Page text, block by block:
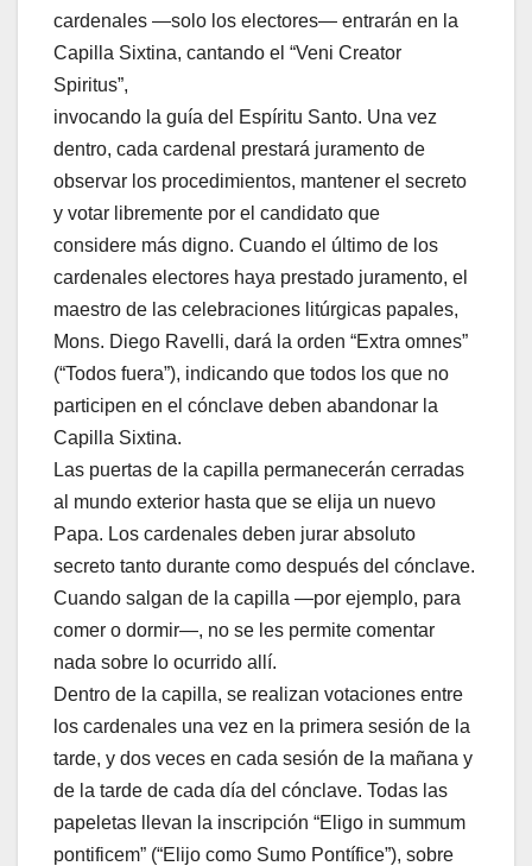
cardenales —solo los electores— entrarán en la
Capilla Sixtina, cantando el “Veni Creator
Spiritus”,
invocando la guía del Espíritu Santo. Una vez
dentro, cada cardenal prestará juramento de
observar los procedimientos, mantener el secreto
y votar libremente por el candidato que
considere más digno. Cuando el último de los
cardenales electores haya prestado juramento, el
maestro de las celebraciones litúrgicas papales,
Mons. Diego Ravelli, dará la orden “Extra omnes”
(“Todos fuera”), indicando que todos los que no
participen en el cónclave deben abandonar la
Capilla Sixtina.
Las puertas de la capilla permanecerán cerradas
al mundo exterior hasta que se elija un nuevo
Papa. Los cardenales deben jurar absoluto
secreto tanto durante como después del cónclave.
Cuando salgan de la capilla —por ejemplo, para
comer o dormir—, no se les permite comentar
nada sobre lo ocurrido allí.
Dentro de la capilla, se realizan votaciones entre
los cardenales una vez en la primera sesión de la
tarde, y dos veces en cada sesión de la mañana y
de la tarde de cada día del cónclave. Todas las
papeletas llevan la inscripción “Eligo in summum
pontificem” (“Elijo como Sumo Pontífice”), sobre